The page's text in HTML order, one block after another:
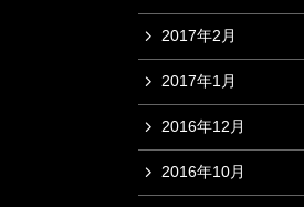
2017年2月
2017年1月
2016年12月
2016年10月